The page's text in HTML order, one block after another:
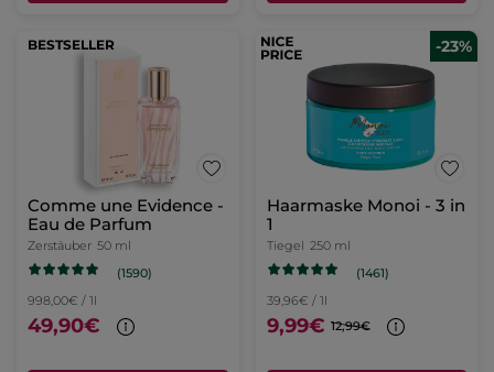
BESTSELLER
Comme une Evidence -
Eau de Parfum
Zerstäuber 50 ml
(1590)
998,00€ / 1l
49,90€
-23%
Haarmaske Monoi - 3 in
1
Tiegel 250 ml
(1461)
39,96€ / 1l
9,99€ 12,99€